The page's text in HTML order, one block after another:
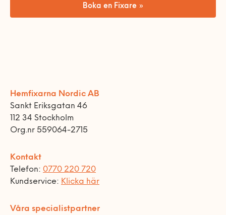
Boka en Fixare »
Hemfixarna Nordic AB
Sankt Eriksgatan 46
112 34 Stockholm
Org.nr 559064-2715
Kontakt
Telefon: 0770 220 720
Kundservice: Klicka här
Våra specialistpartner